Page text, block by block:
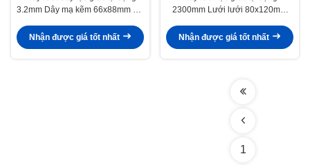
3.2mm Dây mạ kẽm 66x88mm Rọ
Nhận được giá tốt nhất
2300mm Lưới lưới 80x120mm
Nhận được giá tốt nhất
1